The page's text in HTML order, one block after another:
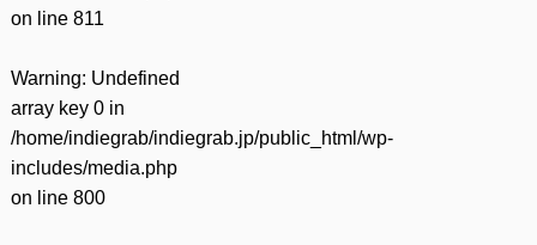
on line 811
Warning: Undefined
array key 0 in
/home/indiegrab/indiegrab.jp/public_html/wp-
includes/media.php
on line 800